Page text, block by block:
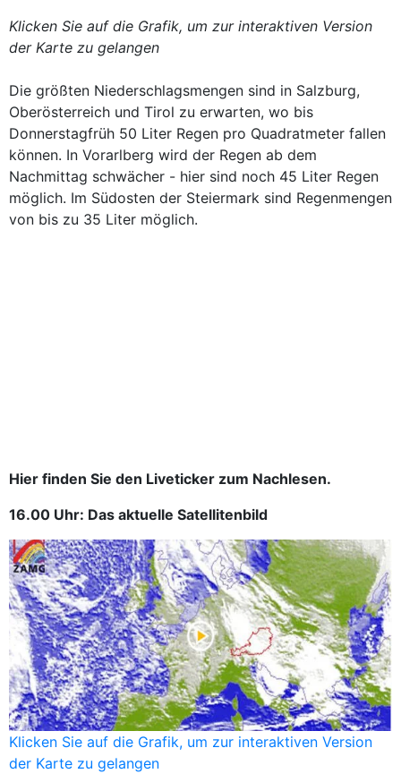
Klicken Sie auf die Grafik, um zur interaktiven Version
der Karte zu gelangen
Die größten Niederschlagsmengen sind in Salzburg,
Oberösterreich und Tirol zu erwarten, wo bis
Donnerstagfrüh 50 Liter Regen pro Quadratmeter fallen
können. In Vorarlberg wird der Regen ab dem
Nachmittag schwächer - hier sind noch 45 Liter Regen
möglich. Im Südosten der Steiermark sind Regenmengen
von bis zu 35 Liter möglich.
Hier finden Sie den Liveticker zum Nachlesen.
16.00 Uhr: Das aktuelle Satellitenbild
Klicken Sie auf die Grafik, um zur interaktiven Version
der Karte zu gelangen